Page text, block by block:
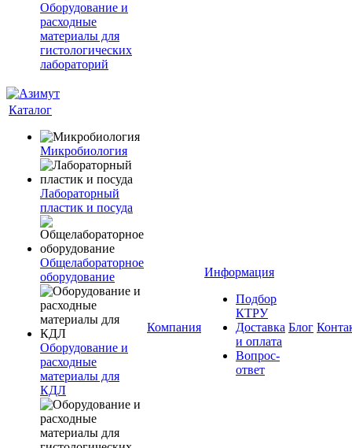
Оборудование и
расходные
материалы для
гистологических
лабораторий
Каталог
Микробиология
Лабораторный
пластик и посуда
Общелабораторное
оборудование
Оборудование и
расходные
материалы для
КДЛ
Компания
Информация
Подбор
КТРУ
Доставка
и оплата
Вопрос-
ответ
Блог